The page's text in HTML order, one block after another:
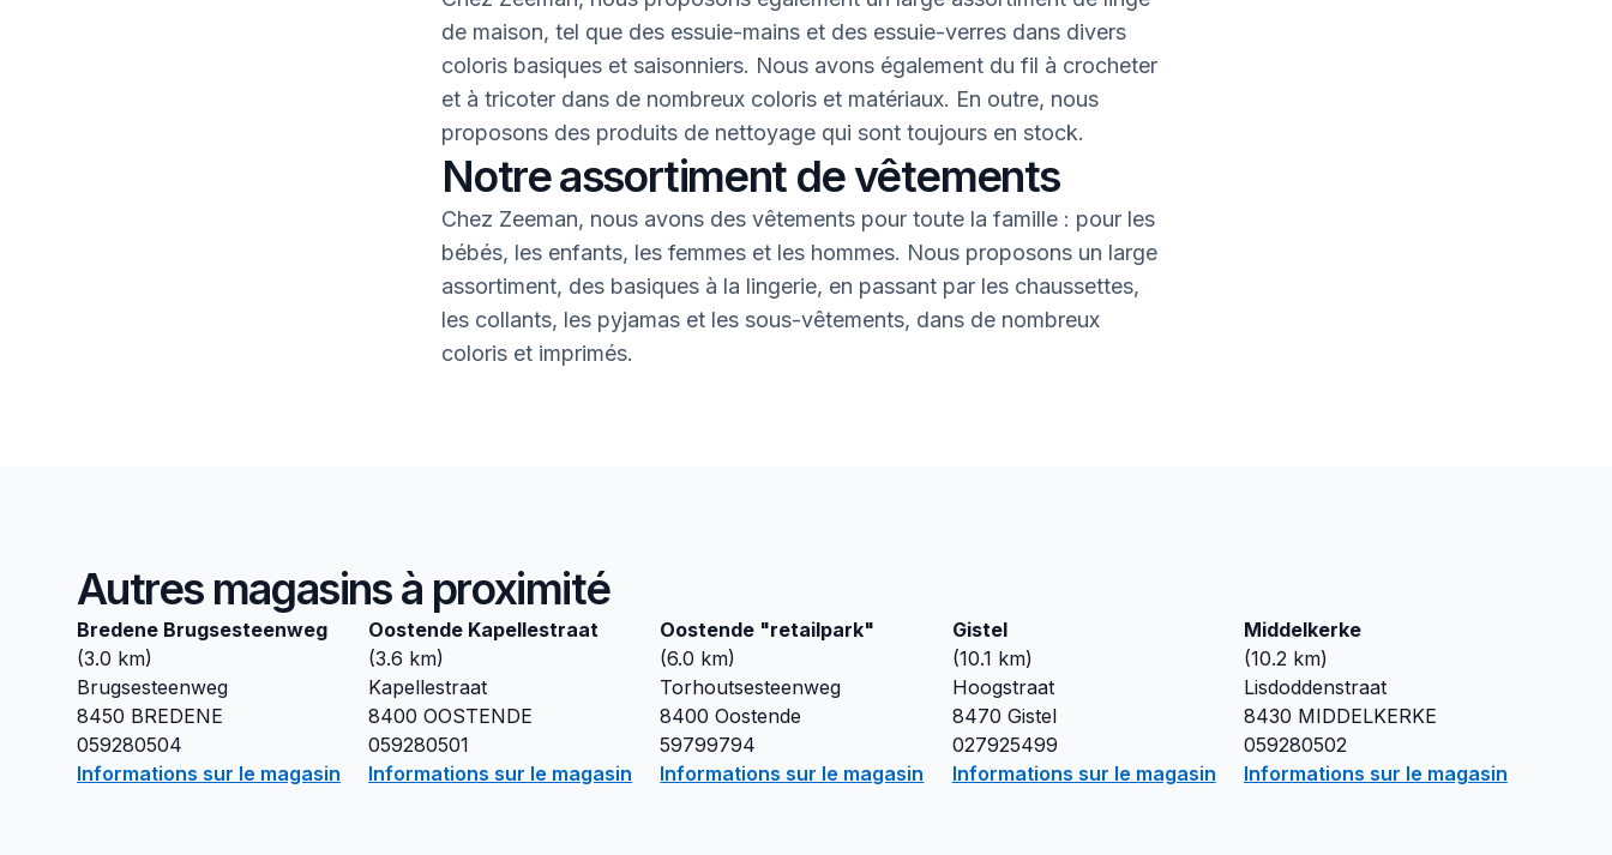
de maison, tel que des essuie-mains et des essuie-verres dans divers
coloris basiques et saisonniers. Nous avons également du fil à crocheter
et à tricoter dans de nombreux coloris et matériaux. En outre, nous
proposons des produits de nettoyage qui sont toujours en stock.
Notre assortiment de vêtements
Chez Zeeman, nous avons des vêtements pour toute la famille : pour les
bébés, les enfants, les femmes et les hommes. Nous proposons un large
assortiment, des basiques à la lingerie, en passant par les chaussettes,
les collants, les pyjamas et les sous-vêtements, dans de nombreux
coloris et imprimés.
Autres magasins à proximité
Bredene Brugsesteenweg
(3.0 km)
Brugsesteenweg
8450 BREDENE
059280504
Informations sur le magasin
Oostende Kapellestraat
(3.6 km)
Kapellestraat
8400 OOSTENDE
059280501
Informations sur le magasin
Oostende "retailpark"
(6.0 km)
Torhoutsesteenweg
8400 Oostende
59799794
Informations sur le magasin
Gistel
(10.1 km)
Hoogstraat
8470 Gistel
027925499
Informations sur le magasin
Middelkerke
(10.2km)
Lisdoddenstraat
8430 MIDDELKERKE
059280502
Informations sur le magasin